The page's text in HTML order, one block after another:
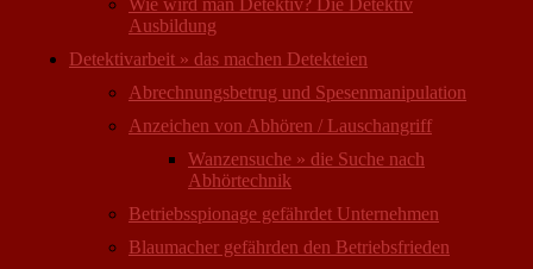
Wie wird man Detektiv? Die Detektiv
Ausbildung
Detektivarbeit » das machen Detekteien
Abrechnungsbetrug und Spesenmanipulation
Anzeichen von Abhören / Lauschangriff
Wanzensuche » die Suche nach
Abhörtechnik
Betriebsspionage gefährdet Unternehmen
Blaumacher gefährden den Betriebsfrieden